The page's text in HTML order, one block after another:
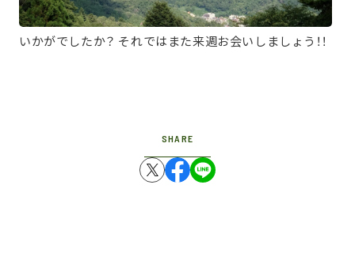
いかがでしたか？ それではまた来週お会いしましょう！！
SHARE